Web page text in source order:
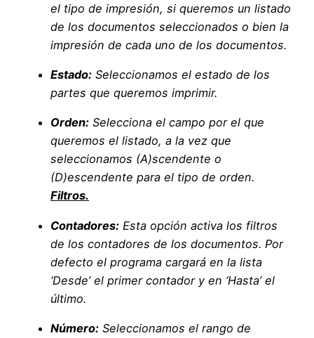
el tipo de impresión, si queremos un listado
de los documentos seleccionados o bien la
impresión de cada uno de los documentos.
Estado: Seleccionamos el estado de los
partes que queremos imprimir.
Orden: Selecciona el campo por el que
queremos el listado, a la vez que
seleccionamos (A)scendente o
(D)escendente para el tipo de orden.
Filtros.
Contadores: Esta opción activa los filtros
de los contadores de los documentos. Por
defecto el programa cargará en la lista
‘Desde’ el primer contador y en ‘Hasta’ el
último.
Número: Seleccionamos el rango de